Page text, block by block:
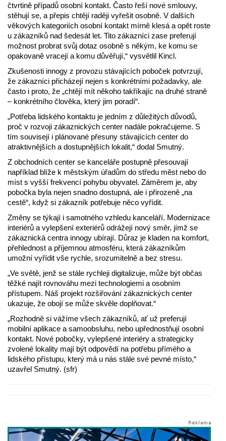
čtvrtině případů osobní kontakt. Často řeší nové smlouvy,
stěhují se, a přepis chtějí raději vyřešit osobně. V dalších
věkových kategoriích osobní kontakt mírně klesá a opět roste
u zákazníků nad šedesát let. Tito zákazníci zase preferují
možnost probrat svůj dotaz osobně s někým, ke komu se
opakovaně vracejí a komu důvěřují,“ vysvětlil Kincl.
Zkušenosti innogy z provozu stávajících poboček potvrzují,
že zákazníci přicházejí nejen s konkrétními požadavky, ale
často i proto, že „chtějí mít někoho takříkajíc na druhé straně
– konkrétního člověka, který jim poradí“.
„Potřeba lidského kontaktu je jedním z důležitých důvodů,
proč v rozvoji zákaznických center nadále pokračujeme. S
tím souvisejí i plánované přesuny stávajících center do
atraktivnějších a dostupnějších lokalit,“ dodal Smutný.
Z obchodních center se kanceláře postupně přesouvají
například blíže k městským úřadům do středu měst nebo do
míst s vyšší frekvencí pohybu obyvatel. Záměrem je, aby
pobočka byla nejen snadno dostupná, ale i přirozeně „na
cestě“, když si zákazník potřebuje něco vyřídit.
Změny se týkají i samotného vzhledu kanceláří. Modernizace
interiérů a vylepšení exteriérů odrážejí nový směr, jímž se
zákaznická centra innogy ubírají. Důraz je kladen na komfort,
přehlednost a příjemnou atmosféru, která zákazníkům
umožní vyřídit vše rychle, srozumitelně a bez stresu.
„Ve světě, jenž se stále rychleji digitalizuje, může být občas
těžké najít rovnováhu mezi technologiemi a osobním
přístupem. Náš projekt rozšiřování zákaznických center
ukazuje, že obojí se může skvěle doplňovat.“
„Rozhodně si vážíme všech zákazníků, ať už preferují
mobilní aplikace a samoobsluhu, nebo upřednostňují osobní
kontakt. Nové pobočky, vylepšené interiéry a strategicky
zvolené lokality mají být odpovědí na potřebu přímého a
lidského přístupu, který má u nás stále své pevné místo,“
uzavřel Smutný. (sfr)